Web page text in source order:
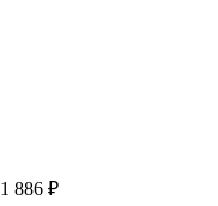
1 886 ₽